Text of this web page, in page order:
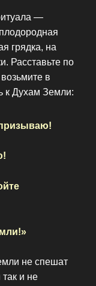
—
грядка, на
Расставьте по
в
к Духам Земли:
не спешат
и не